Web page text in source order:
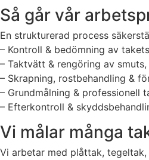
Så går vår
En strukturerad process
– Kontroll & bedömning av
– Taktvätt & rengöring av
– Skrapning, rostbehandling &
– Grundmålning & professionell
– Efterkontroll &
Vi målar många
Vi arbetar med plåttak,